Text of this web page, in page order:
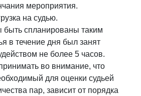
мероприятия.
на судью.
спланированы таким
в течение дня был занят
не более 5 часов.
во внимание, что
для оценки судьей
пар, зависит от порядка